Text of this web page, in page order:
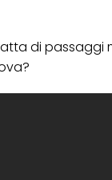
di passaggi